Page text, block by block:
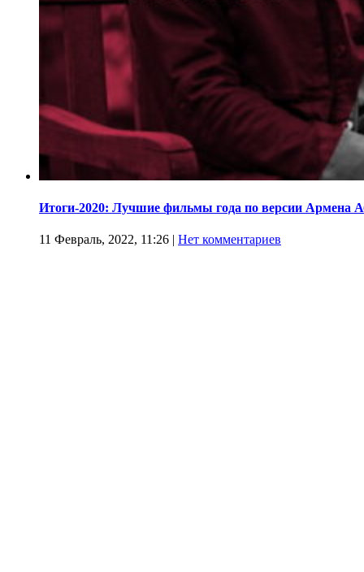
Итоги-2020: Лучшие фильмы года по версии Армена
11 Февраль, 2022, 11:26 | Нет комментариев